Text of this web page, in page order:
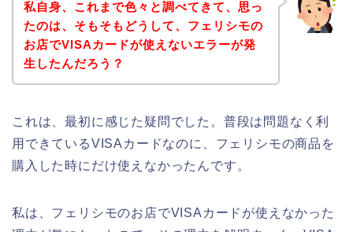
私自身、これまで色々と調べてきて、思っ
たのは、そもそもどうして、フェリシモの
お店でVISAカードが使えないエラーが発
生したんだろう？
これは、最初に感じた疑問でした。普段は問題なく利
用できているVISAカードなのに、フェリシモの商品を
購入した時にだけ使えなかったんです。
私は、フェリシモのお店でVISAカードが使えなかった